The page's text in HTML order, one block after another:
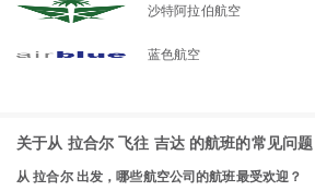
沙特阿拉伯航空
蓝色航空
关于从 拉合尔 飞往 吉达 的航班的常见问题
从 拉合尔 出发，哪些航空公司的航班最受欢迎？